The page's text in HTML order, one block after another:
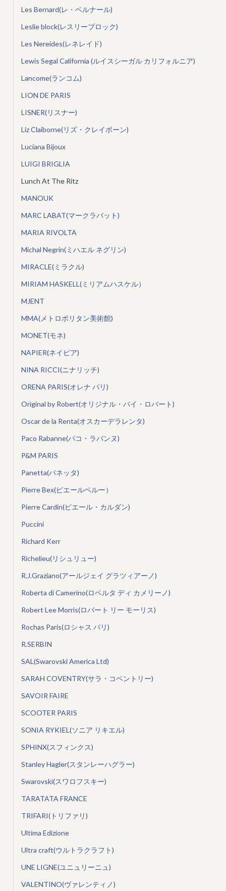
Les Bernard(レ・ベルナール)
Leslie block(レスリーブロック)
Les Nereides(レネレイド)
Lewis Segal California (ルイスシーガル カリフォルニア)
Lancome(ランコム)
LION DE PARIS
LISNER(リスナー)
Liz Claiborne(リズ・クレイボーン)
Luciana Bijoux
LUIGI BRIGLIA
Lunch At The Ritz
MANOUK
MARC LABAT(マークラバット)
MARIA RIVOLTA
Michal Negrin(ミハエル ネグリン)
MIRACLE(ミラクル)
MIRIAM HASKELL(ミリアムハスケル）
MJENT
MMA(メトロポリタン美術館)
MONET(モネ)
NAPIER(ネイピア)
NINA RICCI(ニナリッチ)
ORENA PARIS(オレナ パリ)
Original by Robert(オリジナル・バイ・ロバート)
Oscar de la Renta(オスカーデラレンタ)
Paco Rabanne(パコ・ラバンヌ)
P&M PARIS
Panetta(パネッタ)
Pierre Bex(ピエールベルー）
Pierre Cardin(ピエール・カルダン)
Puccini
Richard Kerr
Richelieu(リシュリュー)
R.J.Graziano(アールジェイ グラツィアーノ)
Roberta di Camerino(ロベルタ ディ カメリーノ)
Robert Lee Morris(ロバート リー モーリス)
Rochas Paris(ロシャス パリ)
R.SERBIN
SAL(Swarovski America Ltd)
SARAH COVENTRY(サラ・コベントリー)
SAVOIR FAIRE
SCOOTER PARIS
SONIA RYKIEL(ソニア リキエル)
SPHINX(スフィンクス)
Stanley Hagler(スタンレーハグラー)
Swarovski(スワロフスキー)
TARATATA FRANCE
TRIFARI(トリファリ)
Ultima Edizione
Ultra craft(ウルトラクラフト)
UNE LIGNE(ユニュリーニュ)
VALENTINO(ヴァレンティノ)